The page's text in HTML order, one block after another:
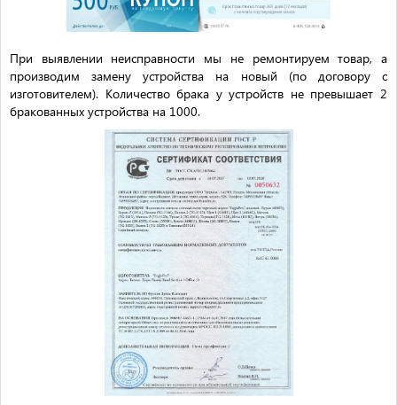
При выявлении неисправности мы не ремонтируем товар, а
производим замену устройства на новый (по договору с
изготовителем). Количество брака у устройств не превышает 2
бракованных устройства на 1000.